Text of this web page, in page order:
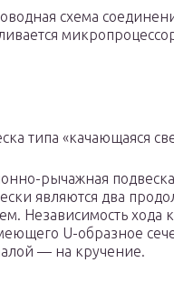
схема
типа «качающаяся
рычажная
являются два
Независимость хода
U-образное
— на кручение.